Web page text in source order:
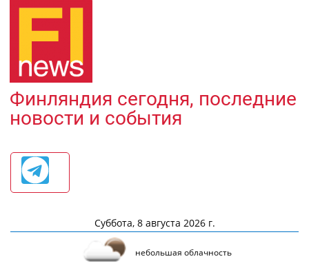
Финляндия сегодня, последние
новости и события
Суббота, 8 августа 2026 г.
небольшая облачность